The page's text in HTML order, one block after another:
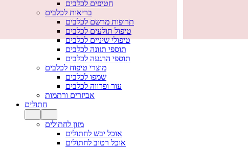
חטיפים לכלבים
בריאות לכלבים
תרופות מרשם לכלבים
טיפול תולעים לכלבים
טיפולי שיניים לכלבים
תוספי תזונה לכלבים
תוספי הרגעה לכלבים
מוצרי טיפוח לכלבים
שמפו לכלבים
עור ופרווה לכלבים
אביזרים ורתמות
חתולים
מזון לחתולים
אוכל יבש לחתולים
אוכל רטוב לחתולים